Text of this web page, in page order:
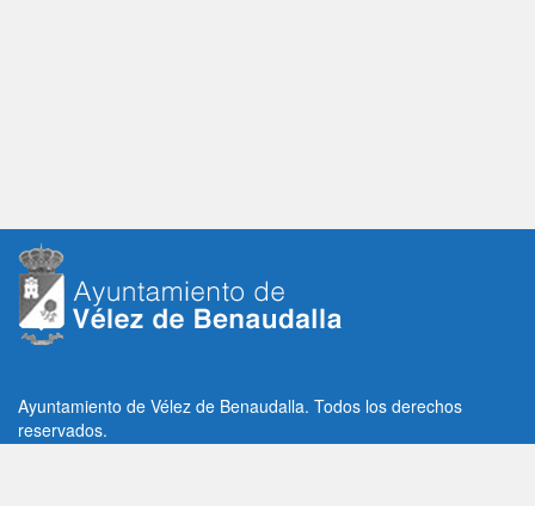
Ayuntamiento de Vélez de Benaudalla. Todos los derechos
reservados.